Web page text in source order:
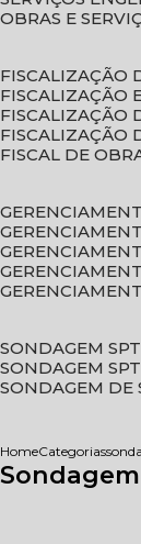
OBRAS E
FISCALIZAÇÃO
FISCAL DE
SONDAGEM
SONDAGEM
SONDAGEM DE
HomeCategorias